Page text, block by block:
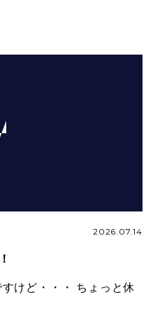
2026.07.14
けど・・・ ちょっと休